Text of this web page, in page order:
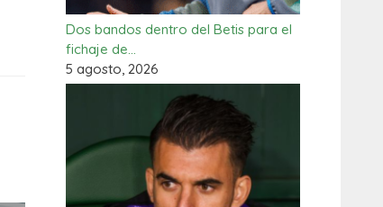
Dos bandos dentro del Betis para el
fichaje de…
5 agosto, 2026